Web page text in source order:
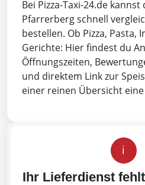
Bei Pizza-Taxi-24.de
Pfarrerberg schnell
bestellen. Ob Pizza, Pasta,
Gerichte: Hier findest du
Öffnungszeiten,
und direktem Link zur
einer reinen Übersicht
i
Ihr Lieferdienst